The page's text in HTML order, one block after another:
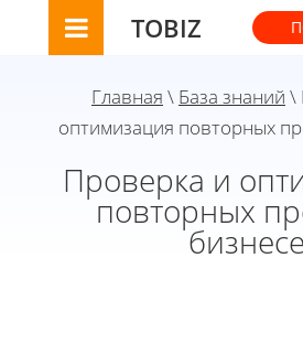
TOBIZ
Главная \ База знаний \
оптимизация повторных
Проверка и
повторных
бизнесе